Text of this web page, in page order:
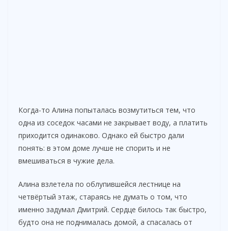
Когда-то Алина попыталась возмутиться тем, что
одна из соседок часами не закрывает воду, а платить
приходится одинаково. Однако ей быстро дали
понять: в этом доме лучше не спорить и не
вмешиваться в чужие дела.
Алина взлетела по облупившейся лестнице на
четвёртый этаж, стараясь не думать о том, что
именно задумал Дмитрий. Сердце билось так быстро,
будто она не поднималась домой, а спасалась от